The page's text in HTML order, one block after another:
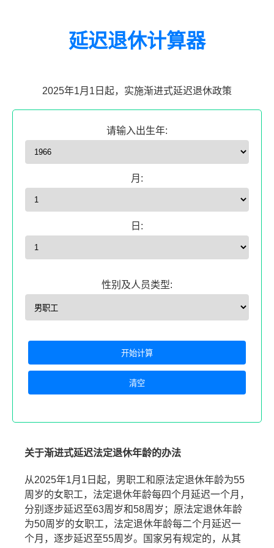
延迟退休计算器
2025年1月1日起，实施渐进式延迟退休政策
请输入出生年:
月:
日:
性别及人员类型:
开始计算
清空
关于渐进式延迟法定退休年龄的办法
从2025年1月1日起，男职工和原法定退休年龄为55
周岁的女职工，法定退休年龄每四个月延迟一个月，
分别逐步延迟至63周岁和58周岁；原法定退休年龄
为50周岁的女职工，法定退休年龄每二个月延迟一
个月，逐步延迟至55周岁。国家另有规定的，从其